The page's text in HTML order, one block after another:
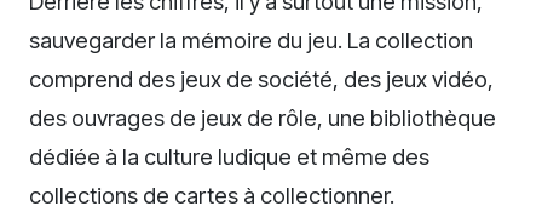
sauvegarder la mémoire du jeu. La collection
comprend des jeux de société, des jeux vidéo,
des ouvrages de jeux de rôle, une bibliothèque
dédiée à la culture ludique et même des
collections de cartes à collectionner.